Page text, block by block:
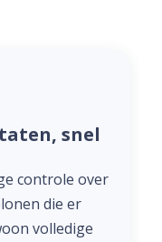
snel
controle over
die er
volledige